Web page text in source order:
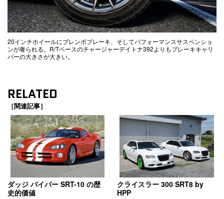
20インチホイールにブレンボブレーキ、そしてパフォーマンスサスペンショ
ンが奢られる。R/Tベースのチャージャーデイトナ392よりもブレーキキャリ
パーの大きさが大きい。
RELATED
［関連記事］
ダッジ バイパー SRT-10 の歴
史的価値
クライスラー 300 SRT8 by
HPP